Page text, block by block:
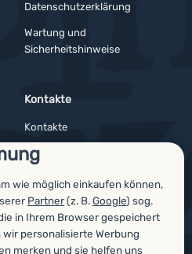
wie möglich einkaufen können,
Partner(z. B.Google) sog.
in Ihrem Browser gespeichert
personalisierte Werbung
merken und sie helfen uns
Datenschutzerklärung
Wartung und
Sicherheitshinweise
Kontakte
Kontakte
Angebote für Firmen und Vereine
Newsletter